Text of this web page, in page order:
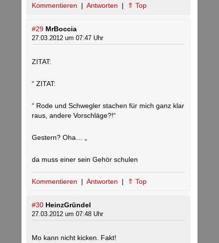
Kommentieren | Antworten | ⇑ Top
#29 MrBoccia
27.03.2012 um 07:47 Uhr
ZITAT:
“ ZITAT:
“ Rode und Schwegler stachen für mich ganz klar
raus, andere Vorschläge?!“
Gestern? Oha… „
da muss einer sein Gehör schulen
Kommentieren | Antworten | ⇑ Top
#30 HeinzGründel
27.03.2012 um 07:48 Uhr
Mo kann nicht kicken. Fakt!